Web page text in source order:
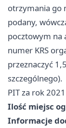
otrzymania go
podany,
pocztowym na
numer KRS
przeznaczyć
szczególnego).
PIT za rok
Ilość miejsc
Informacje